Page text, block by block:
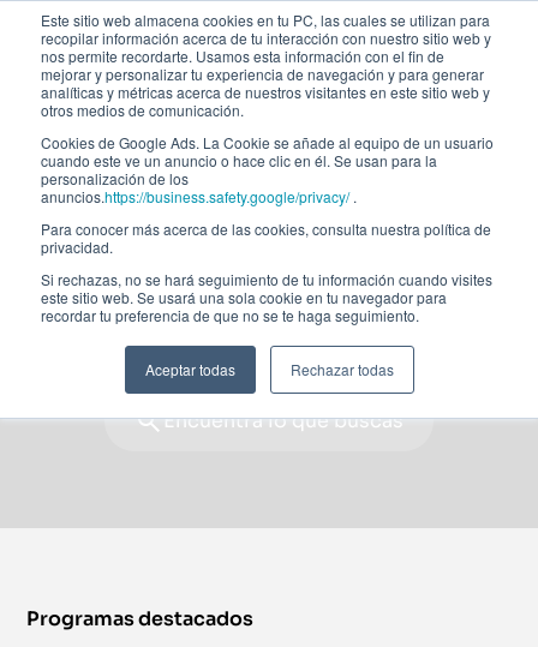
Este sitio web almacena cookies en tu PC, las cuales se utilizan para
recopilar información acerca de tu interacción con nuestro sitio web y
nos permite recordarte. Usamos esta información con el fin de
mejorar y personalizar tu experiencia de navegación y para generar
analíticas y métricas acerca de nuestros visitantes en este sitio web y
otros medios de comunicación.
Cookies de Google Ads. La Cookie se añade al equipo de un usuario
cuando este ve un anuncio o hace clic en él. Se usan para la
personalización de los
anuncios.https://business.safety.google/privacy/.
Para conocer más acerca de las cookies, consulta nuestra política de
privacidad.
Si rechazas, no se hará seguimiento de tu información cuando visites
este sitio web. Se usará una sola cookie en tu navegador para
recordar tu preferencia de que no se te haga seguimiento.
Aceptar todas Rechazar todas
Aprende. Crece.
Lidera.
Únete a una comunidad global que lidera la
transformación en economía, finanzas,
tecnología, sostenibilidad y gestión del talento.
Programas formativos
Encuentra lo que buscas
Programas destacados